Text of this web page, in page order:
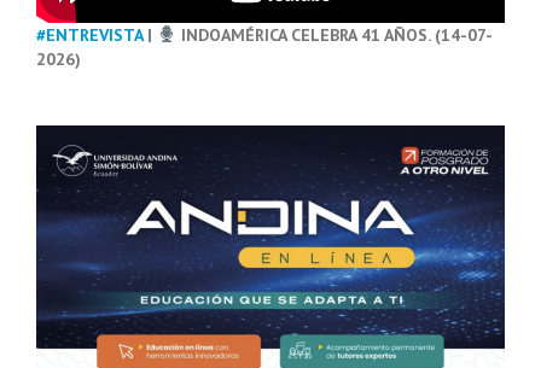
#ENTREVISTA|
INDOAMÉRICA CELEBRA 41 AÑOS. (14-07-
2026)